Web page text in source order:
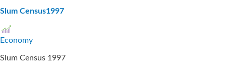
Slum Census1997
Economy
Slum Census 1997